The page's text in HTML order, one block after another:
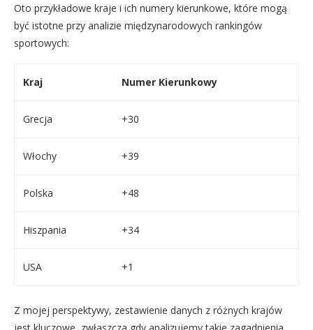
Oto przykładowe kraje i ich numery kierunkowe, które mogą
być istotne przy analizie międzynarodowych rankingów
sportowych:
Kraj Numer Kierunkowy
Grecja +30
Włochy +39
Polska +48
Hiszpania +34
USA +1
Z mojej perspektywy, zestawienie danych z różnych krajów
jest kluczowe, zwłaszcza gdy analizujemy takie zagadnienia